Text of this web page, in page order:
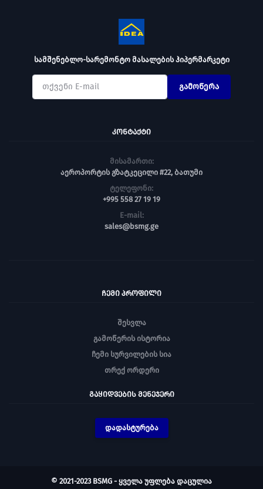
სამშენებლო-სარემონტო მასალების ჰიპერმარკეტი
გამოწერა
ᲙᲝᲜᲢᲐᲥᲢᲘ
მისამართი:
აეროპორტის გზატკეცილი #22, ბათუმი
ტელეფონი:
+995 558 27 19 19
E-mail:
sales@bsmg.ge
ᲩᲔᲛᲘ ᲞᲠᲝᲤᲘᲚᲘ
შესვლა
გამოწერის ისტორია
ჩემი სურვილების სია
თრექ ორდერი
ᲒᲐᲧᲘᲓᲕᲔᲑᲘᲡ ᲛᲔᲜᲔᲯᲔᲠᲘ
დადასტურება
© 2021-2023 BSMG - ყველა უფლება დაცულია